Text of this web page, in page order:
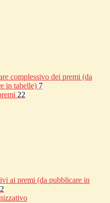
complessivo dei premi (da
in tabelle) 7
22
ai premi (da pubblicare in